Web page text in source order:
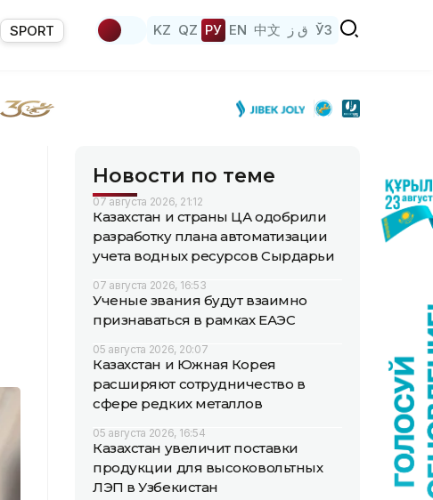
SPORT KZ QZ РУ EN 中文 ق ز ЎЗ
Новости по теме
07 августа 2026, 21:12
Казахстан и страны ЦА одобрили
разработку плана автоматизации
учета водных ресурсов Сырдарьи
07 августа 2026, 16:53
Ученые звания будут взаимно
признаваться в рамках ЕАЭС
05 августа 2026, 20:07
Казахстан и Южная Корея
расширяют сотрудничество в
сфере редких металлов
05 августа 2026, 16:54
Казахстан увеличит поставки
продукции для высоковольтных
ЛЭП в Узбекистан